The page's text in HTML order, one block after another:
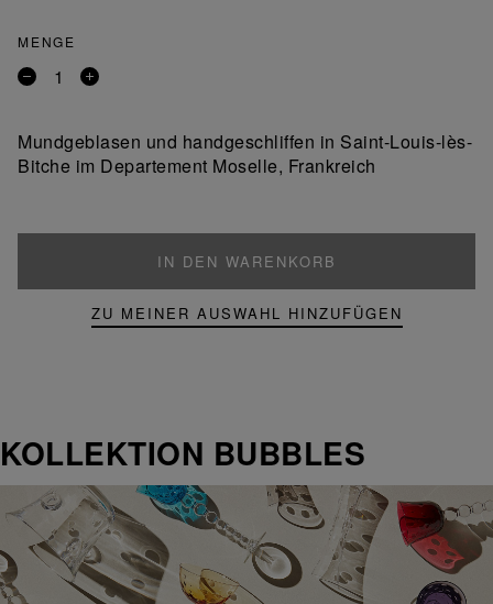
MENGE
Entfernen
Produkt
Ein
Mundgeblasen und handgeschliffen in Saint-Louis-lès-
Bitche im Departement Moselle, Frankreich
IN DEN WARENKORB
ZU MEINER AUSWAHL HINZUFÜGEN
KOLLEKTION BUBBLES